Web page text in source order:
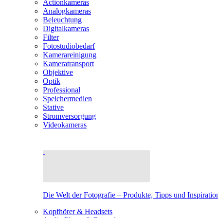
Actionkameras
Analogkameras
Beleuchtung
Digitalkameras
Filter
Fotostudiobedarf
Kamerareinigung
Kameratransport
Objektive
Optik
Professional
Speichermedien
Stative
Stromversorgung
Videokameras
Die Welt der Fotografie – Produkte, Tipps und
Kopfhörer & Headsets